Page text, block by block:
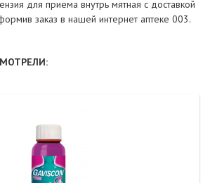
для приема внутрь мятная с доставкой
заказ в нашей интернет аптеке 003.